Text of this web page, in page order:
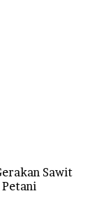
Sawit
Petani